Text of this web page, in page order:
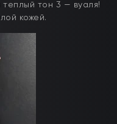
теплый тон 3 — вуаля!
кожей.